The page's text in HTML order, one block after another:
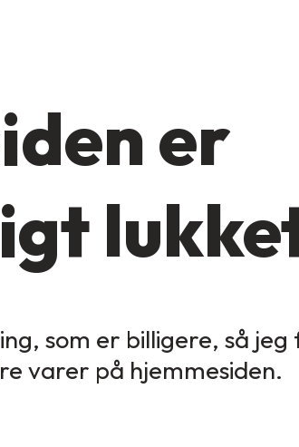
er
som er billigere, så
varer på hjemmesiden.